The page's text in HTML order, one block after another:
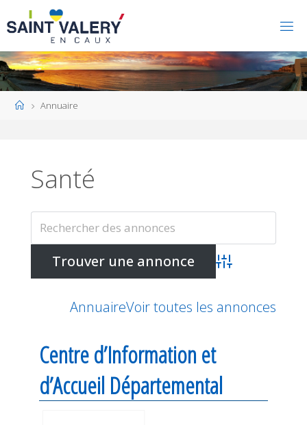
HomeAnnuaire
Santé
Advanced Search
AnnuaireVoir toutes les annonces
Centre d’Information et
d’Accueil Départemental